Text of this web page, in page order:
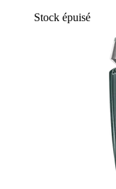
Stock épuisé